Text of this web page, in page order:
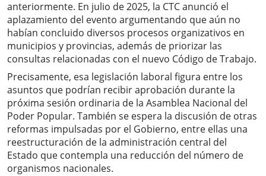
anteriormente. En julio de 2025, la CTC anunció el
aplazamiento del evento argumentando que aún no
habían concluido diversos procesos organizativos en
municipios y provincias, además de priorizar las
consultas relacionadas con el nuevo Código de Trabajo.
Precisamente, esa legislación laboral figura entre los
asuntos que podrían recibir aprobación durante la
próxima sesión ordinaria de la Asamblea Nacional del
Poder Popular. También se espera la discusión de otras
reformas impulsadas por el Gobierno, entre ellas una
reestructuración de la administración central del
Estado que contempla una reducción del número de
organismos nacionales.